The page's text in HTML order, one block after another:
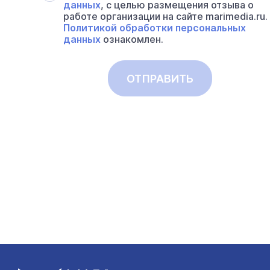
данных, с целью размещения отзыва о
работе организации на сайте
Политикой обработки персональных
данных ознакомлен.
ОТПРАВИТЬ